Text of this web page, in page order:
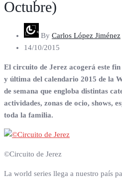
Octubre)
By Carlos López Jiménez
14/10/2015
El circuito de Jerez acogerá este
y última del calendario 2015 de la
de semana que engloba distintas
actividades, zonas de ocio, shows,
toda la familia.
©Circuito de Jerez
La world series llega a nuestro país